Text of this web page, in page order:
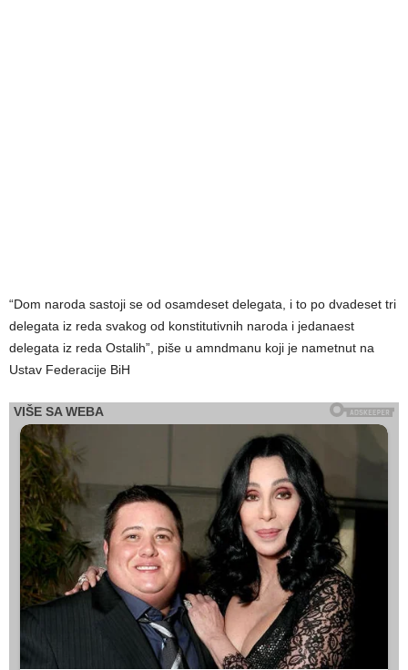
“Dom naroda sastoji se od osamdeset delegata, i to po dvadeset tri
delegata iz reda svakog od konstitutivnih naroda i jedanaest
delegata iz reda Ostalih”, piše u amndmanu koji je nametnut na
Ustav Federacije BiH